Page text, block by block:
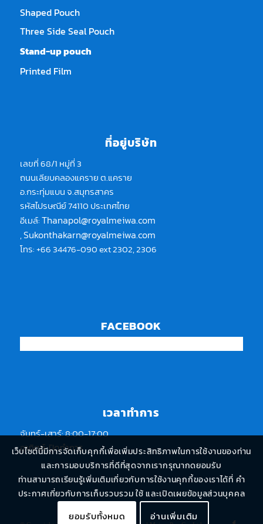
Shaped Pouch
Three Side Seal Pouch
Stand-up pouch
Printed Film
ที่อยู่บริษัท
เลขที่ 68/1 หมู่ที่ 3
ถนนเลียบคลองแคราย ต.แคราย
อ.กระทุ่มแบน จ.สมุทรสาคร
รหัสไปรษณีย์ 74110 ประเทศไทย
อีเมล์:Thanapol@royalmeiwa.com
,Sukonthakarn@royalmeiwa.com
โทร: +66 34476-090 ext 2302, 2306
FACEBOOK
เวลาทำการ
จันทร์-เสาร์: 8:00-17:00
อาทิตย์: ปิดทำการ
เว็บไซต์นี้มีการจัดเก็บคุกกี้เพื่อเพิ่มประสิทธิภาพในการใช้งานของท่าน
และการมอบบริการที่ดีที่สุดจากเรากรุณากดยอมรับ
ท่านสามารถเรียนรู้เพิ่มเติมเกี่ยวกับการใช้งานคุกกี้ของเราได้ที่ คำ
ประกาศเกี่ยวกับการเก็บรวบรวม ใช้ และเปิดเผยข้อมูลส่วนบุคคล
ยอมรับทั้งหมด อ่านเพิ่มเติม